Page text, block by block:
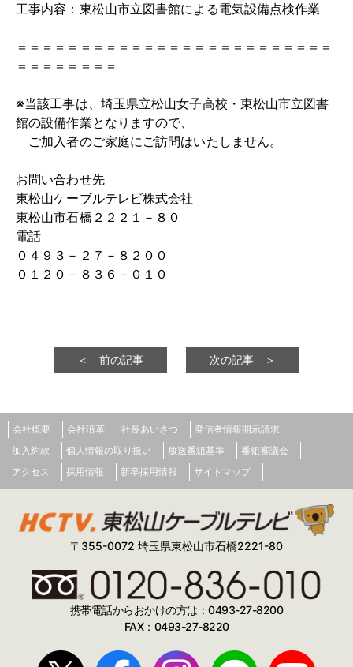
工事内容：東松山市立図書館による電気設備点検作業
＝＝＝＝＝＝＝＝＝＝＝＝＝＝＝＝＝＝＝＝＝＝＝＝＝
＝＝＝＝＝＝＝＝
※当該工事は、埼玉県立松山女子高校・東松山市立図書
館の設備作業となりますので、
ご加入者のご家庭にご訪問はいたしません。
お問い合わせ先
東松山ケーブルテレビ株式会社
東松山市石橋２２２１－８０
電話
０４９３－２７－８２００
０１２０－８３６－０１０
＜ 前の記事 次の記事 ＞
会社概要 会社沿革 社長あいさつ
発信者情報開示請求
加入約款
個人情報の取り扱い 放送番組基準
番組審議会
アクセス
採用情報 新卒採用情報 サイトマップ
〒355-0072 埼玉県東松山市石橋2221-80
携帯電話からおかけの方は：0493-27-8200
FAX：0493-27-8220